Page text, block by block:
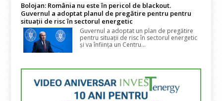
Bolojan: România nu este în pericol de blackout.
Guvernul a adoptat planul de pregătire pentru pentru
situații de risc în sectorul energetic
Guvernul a adoptat un plan de pregătire
pentru situații de risc în sectorul energetic
și va înființa un Centru...